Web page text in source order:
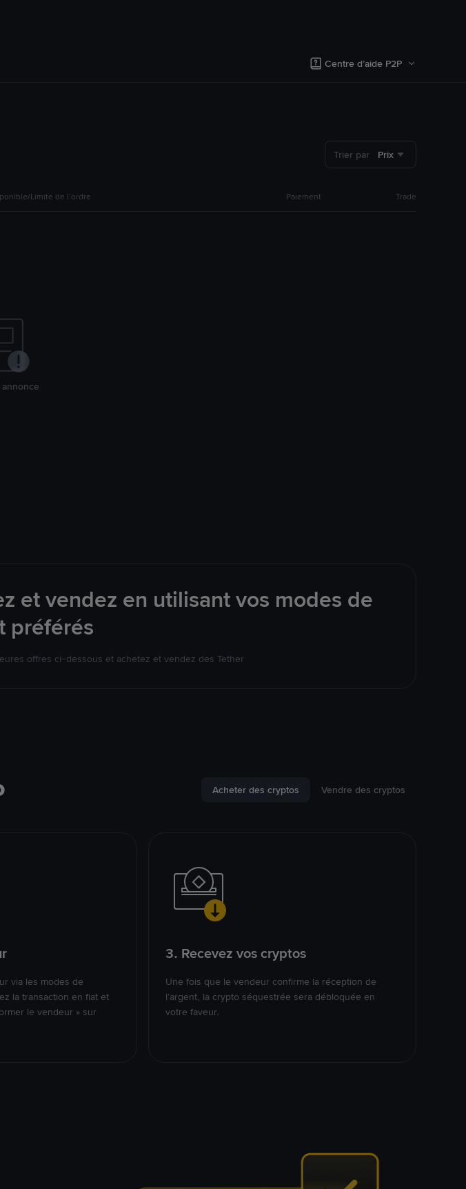
Centre d’aide P2P
Trier par Prix
Limite de l’ordre Paiement Trade
et vendez en utilisant vos modes de
préférés
offres ci-dessous et achetez et vendez des Tether
Acheter des cryptos Vendre des cryptos
via les modes de
la transaction en fiat et
le vendeur » sur
3. Recevez vos cryptos
Une fois que le vendeur confirme la réception de
l’argent, la crypto séquestrée sera débloquée en
votre faveur.